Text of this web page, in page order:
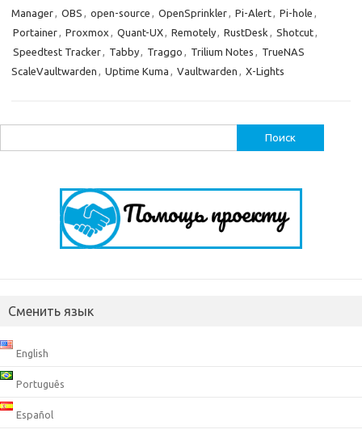
Manager, OBS , open-source , OpenSprinkler, Pi-Alert, Pi-hole ,
Portainer, Proxmox , Quant-UX, Remotely, RustDesk , Shotcut,
Speedtest Tracker, Tabby, Traggo , Trilium Notes , TrueNAS
ScaleVaultwarden , Uptime Kuma , Vaultwarden , X-Lights
Сменить язык
English
Português
Español